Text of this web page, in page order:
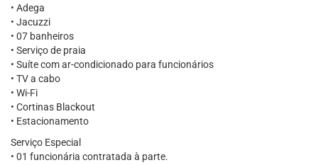
• Adega
• Jacuzzi
• 07 banheiros
• Serviço de praia
• Suíte com ar-condicionado para funcionários
• TV a cabo
• Wi-Fi
• Cortinas Blackout
• Estacionamento
Serviço Especial
• 01 funcionária contratada à parte.